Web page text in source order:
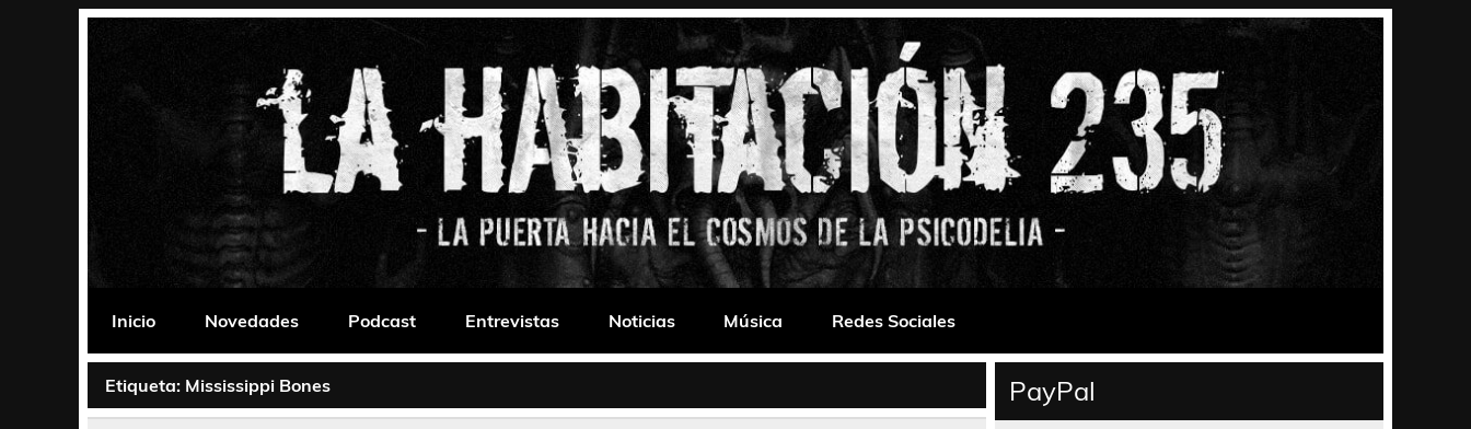
La Habitación 235
Inicio
Novedades Podcast Entrevistas Noticias Música Redes Sociales
Etiqueta: Mississippi Bones PayPal